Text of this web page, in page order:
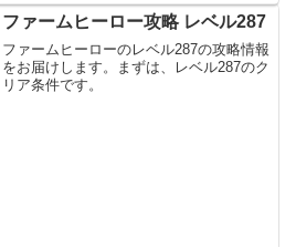
ファームヒーロー攻略 レベル287
ファームヒーローのレベル287の攻略情報
をお届けします。まずは、レベル287のク
リア条件です。